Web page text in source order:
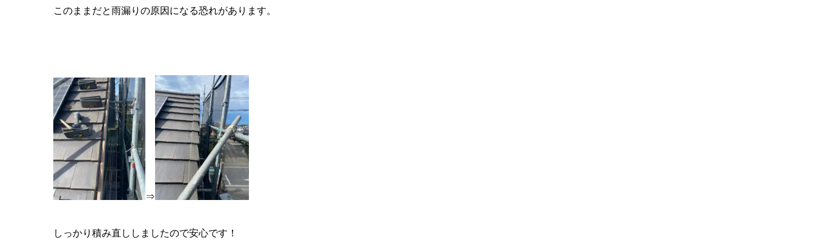
このままだと雨漏りの原因になる恐れがあります。
⇒
しっかり積み直ししましたので安心です！